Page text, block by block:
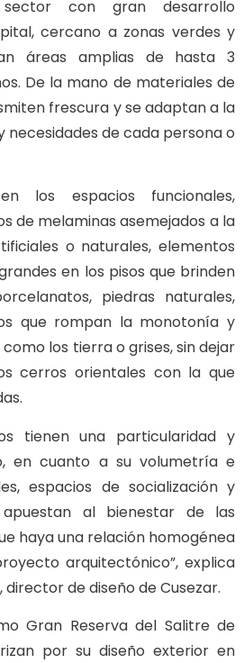
con gran desarrollo
cercano a zonas verdes y
áreas amplias de hasta 3
De la mano de materiales de
frescura y se adaptan a la
necesidades de cada persona o
los espacios funcionales,
de melaminas asemejados a la
o naturales, elementos
en los pisos que brinden
piedras naturales,
que rompan la monotonía y
los tierra o grises, sin dejar
cerros orientales con la que
tienen una particularidad y
en cuanto a su volumetría e
espacios de socialización y
al bienestar de las
haya una relación homogénea
arquitectónico”, explica
director de diseño de Cusezar.
Gran Reserva del Salitre de
por su diseño exterior en